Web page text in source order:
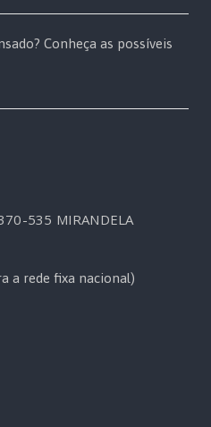
Conheça as possíveis
535 MIRANDELA
a rede fixa nacional)